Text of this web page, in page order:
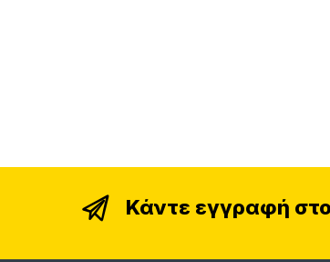
Κάντε εγγραφή